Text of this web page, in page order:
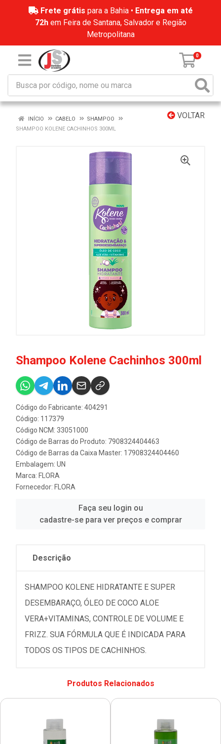
Frete grátis para a Bahia • Entrega em até
72hem Feira de Santana, Salvador e Região
Metropolitana
0
VOLTAR
INÍCIO CABELO
SHAMPOO
SHAMPOO KOLENE CACHINHOS 300ML
Shampoo Kolene Cachinhos 300ml
Código do Fabricante: 404291
Código: 117379
Código NCM: 33051000
Código de Barras do Produto: 7908324404463
Código de Barras da Caixa Master: 17908324404460
Embalagem: UN
Marca: FLORA
Fornecedor: FLORA
Faça seu login ou
cadastre-se para ver preços e comprar
Descrição
SHAMPOO KOLENE HIDRATANTE E SUPER
DESEMBARAÇO, ÓLEO DE COCO ALOE
VERA+VITAMINAS, CONTROLE DE VOLUME E
FRIZZ. SUA FÓRMULA QUE É INDICADA PARA
TODOS OS TIPOS DE CACHINHOS.
Produtos Relacionados